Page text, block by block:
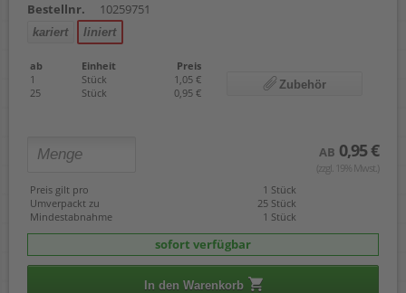
Bestellnr.
10259751
kariert liniert
ab Einheit
Preis
1
Stück
1,05 €
25
Stück 0,95 €
Zubehör
AB 0,95 €
(zzgl. 19% Mwst.)
Preis gilt pro
1 Stück
Umverpackt zu
25 Stück
Mindestabnahme
1 Stück
sofort verfügbar
In den Warenkorb